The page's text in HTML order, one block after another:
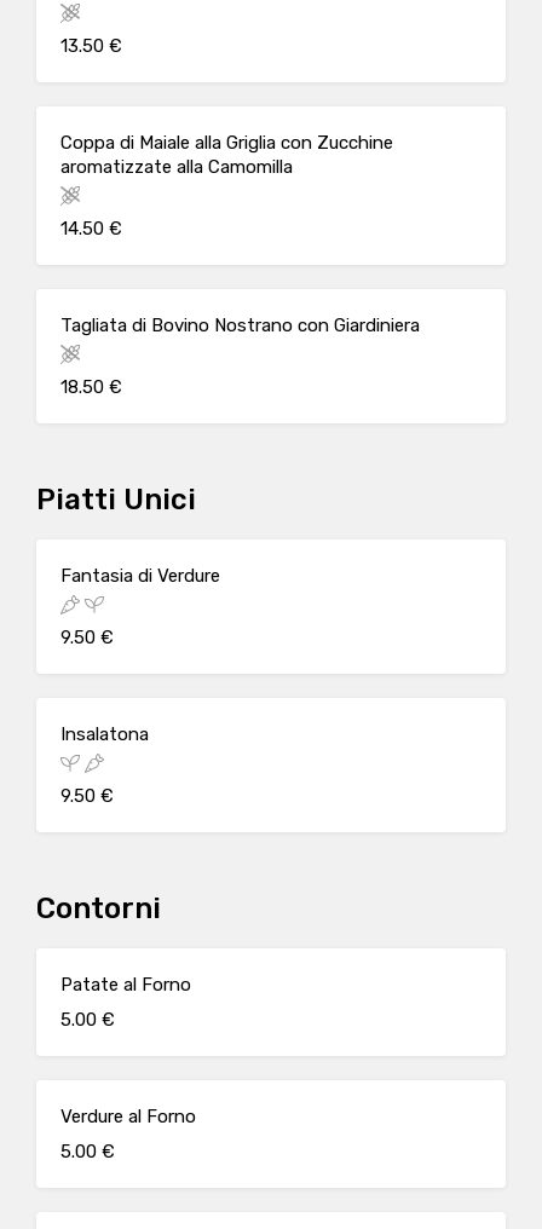
13.50 €
Coppa di Maiale alla Griglia con Zucchine
aromatizzate alla Camomilla
14.50 €
Tagliata di Bovino Nostrano con Giardiniera
18.50 €
Piatti Unici
Fantasia di Verdure
9.50 €
Insalatona
9.50 €
Contorni
Patate al Forno
5.00 €
Verdure al Forno
5.00 €